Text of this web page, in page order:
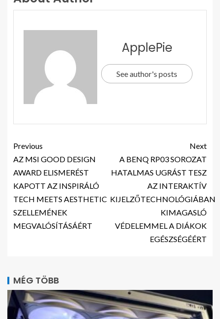
ApplePie
See author's posts
Previous
AZ MSI GOOD DESIGN
AWARD ELISMERÉST
KAPOTT AZ INSPIRÁLÓ
TECH MEETS AESTHETIC
SZELLEMÉNEK
MEGVALÓSÍTÁSÁÉRT
Next
A BENQ RP03 SOROZAT
HATALMAS UGRÁST TESZ
AZ INTERAKTÍV
KIJELZŐTECHNOLÓGIÁBAN
KIMAGASLÓ
VÉDELEMMEL A DIÁKOK
EGÉSZSÉGÉÉRT
MÉG TÖBB